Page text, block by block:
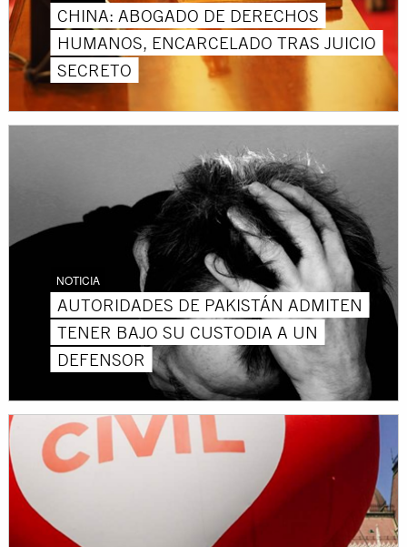
CHINA: ABOGADO DE DERECHOS
HUMANOS, ENCARCELADO TRAS JUICIO
SECRETO
NOTICIA
AUTORIDADES DE PAKISTÁN ADMITEN
TENER BAJO SU CUSTODIA A UN
DEFENSOR